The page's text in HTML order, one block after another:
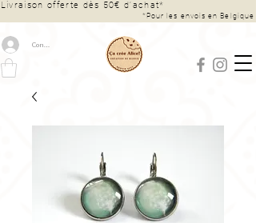
Connexion
Livraison offerte dès 50€ d’achat*
*Pour les envois en Belgique